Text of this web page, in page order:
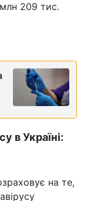
209 тис.
в Україні:
на те,